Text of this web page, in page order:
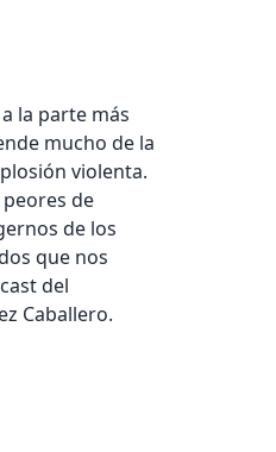
la parte más
mucho de la
violenta.
de
de los
que nos
del
Caballero.